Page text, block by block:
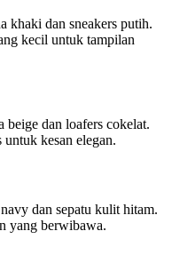
khaki dan sneakers putih.
kecil untuk tampilan
beige dan loafers cokelat.
kesan elegan.
dan sepatu kulit hitam.
yang berwibawa.